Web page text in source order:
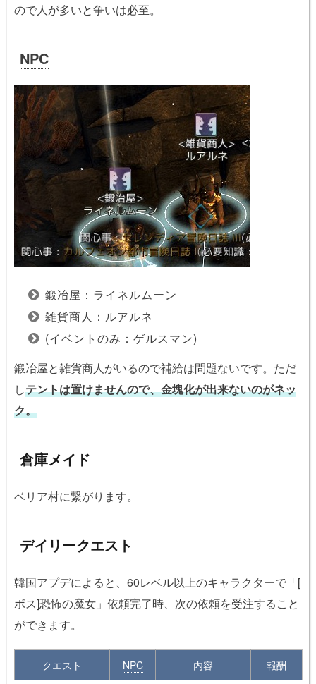
ので人が多いと争いは必至。
NPC
鍛冶屋：ライネルムーン
雑貨商人：ルアルネ
(イベントのみ：ゲルスマン)
鍛冶屋と雑貨商人がいるので補給は問題ないです。ただ
しテントは置けませんので、金塊化が出来ないのがネッ
ク。
倉庫メイド
ベリア村に繋がります。
デイリークエスト
韓国アプデによると、60レベル以上のキャラクターで「[
ボス]恐怖の魔女」依頼完了時、次の依頼を受注すること
ができます。
クエスト NPC 内容 報酬